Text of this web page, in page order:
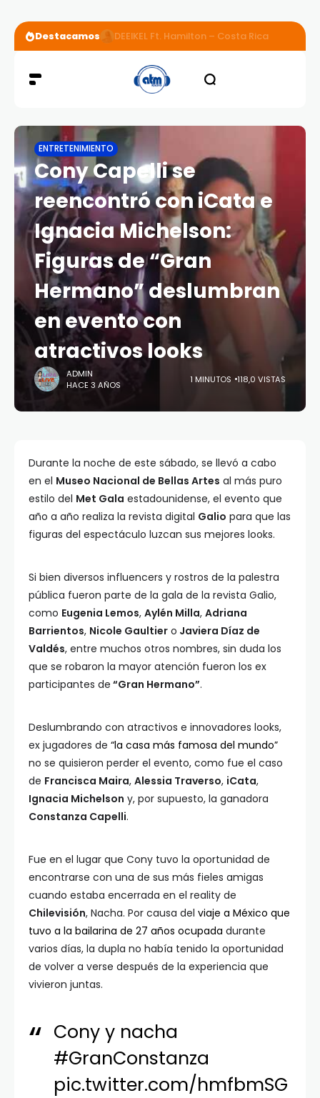
Destacamos DEEIKEL Ft. Hamilton – Costa Rica
ENTRETENIMIENTO
Cony Capelli se
reencontró con iCata e
Ignacia Michelson:
Figuras de “Gran
Hermano” deslumbran
en evento con
atractivos looks
ADMIN
HACE 3 AÑOS
1 MINUTOS 118,0 VISTAS
Durante la noche de este sábado, se llevó a cabo
en el Museo Nacional de Bellas Artes al más puro
estilo del Met Gala estadounidense, el evento que
año a año realiza la revista digital Galio para que las
figuras del espectáculo luzcan sus mejores looks.
Si bien diversos influencers y rostros de la palestra
pública fueron parte de la gala de la revista Galio,
como Eugenia Lemos, Aylén Milla, Adriana
Barrientos, Nicole Gaultier o Javiera Díaz de
Valdés, entre muchos otros nombres, sin duda los
que se robaron la mayor atención fueron los ex
participantes de “Gran Hermano”.
Deslumbrando con atractivos e innovadores looks,
ex jugadores de “la casa más famosa del mundo”
no se quisieron perder el evento, como fue el caso
de Francisca Maira, Alessia Traverso, iCata,
Ignacia Michelson y, por supuesto, la ganadora
Constanza Capelli.
Fue en el lugar que Cony tuvo la oportunidad de
encontrarse con una de sus más fieles amigas
cuando estaba encerrada en el reality de
Chilevisión, Nacha. Por causa del viaje a México que
tuvo a la bailarina de 27 años ocupada durante
varios días, la dupla no había tenido la oportunidad
de volver a verse después de la experiencia que
vivieron juntas.
Cony y nacha
#GranConstanza
pic.twitter.com/hmfbmSG